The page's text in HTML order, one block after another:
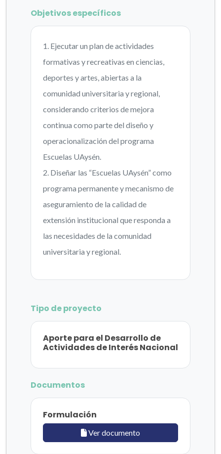
Objetivos específicos
1. Ejecutar un plan de actividades
formativas y recreativas en ciencias,
deportes y artes, abiertas a la
comunidad universitaria y regional,
considerando criterios de mejora
continua como parte del diseño y
operacionalización del programa
Escuelas UAysén.
2. Diseñar las “Escuelas UAysén” como
programa permanente y mecanismo de
aseguramiento de la calidad de
extensión institucional que responda a
las necesidades de la comunidad
universitaria y regional.
Tipo de proyecto
Aporte para el Desarrollo de
Actividades de Interés Nacional
Documentos
Formulación
Ver documento